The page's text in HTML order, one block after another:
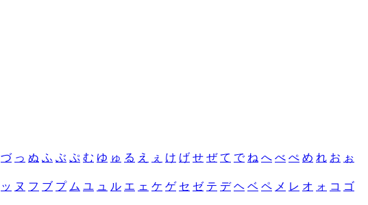
づ っ ぬ ふ ぶ ぷ む ゆ ゅ る え ぇ け げ せ ぜ て で ね へ べ ぺ め れ お ぉ
ッ ヌ フ ブ プ ム ユ ュ ル エ ェ ケ ゲ セ ゼ テ デ ヘ ベ ペ メ レ オ ォ コ ゴ